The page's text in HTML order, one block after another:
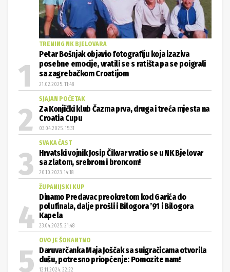
TRENING NK BJELOVARA
Petar Bošnjak objavio fotografiju koja izaziva
posebne emocije, vratili se s ratišta pa se poigrali
sa zagrebačkom Croatijom
21.02.2025. 11:48
SJAJAN POČETAK
Za Konjički klub Čazma prva, druga i treća mjesta na
Croatia Cupu
03.04.2025. 15:31
SVAKA ČAST
Hrvatski vojnik Josip Čikvar vratio se u NK Bjelovar
sa zlatom, srebrom i broncom!
20.10.2023. 14:18
ŽUPANIJSKI KUP
Dinamo Predavac preokretom kod Garića do
polufinala, dalje prošli i Bilogora ’91 i Bilogora
Kapela
23.04.2025. 21:48
OVO JE ŠOKANTNO
Daruvarčanka Maja Joščak sa suigračicama otvorila
dušu, potresno priopćenje: Pomozite nam!
12.11.2024. 22:22